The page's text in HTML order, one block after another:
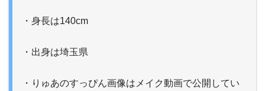
・身長は140cm
・出身は埼玉県
・りゅあのすっぴん画像はメイク動画で公開してい